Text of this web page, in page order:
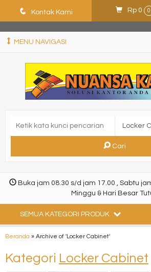
q Kontak Kami Rp 0 0
MENU NAVIGASI
Cari
Buka jam 08.30 s/d jam 17.00 , Sabtu
Minggu & Hari Besar
SEMUA KATEGORI PRODUK
Beranda » Archive of 'Locker Cabinet'
Kategori Locker Cabinet